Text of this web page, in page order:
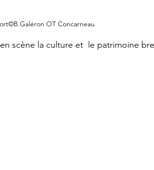
OT Concarneau
scène la culture et  le patrimoine